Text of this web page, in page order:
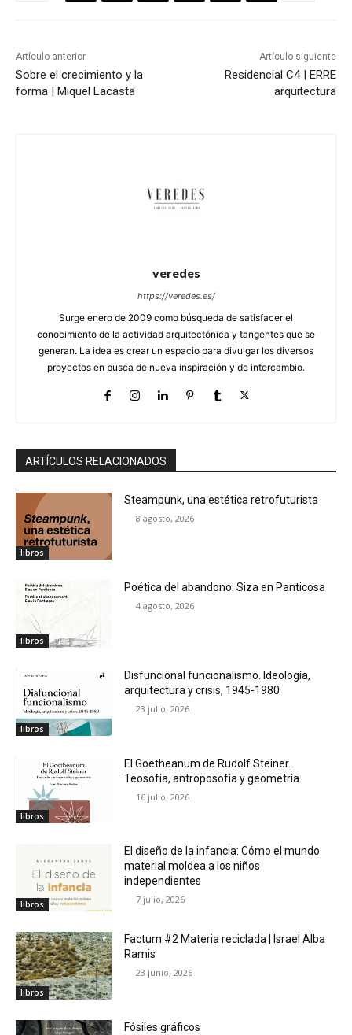
Artículo anterior
Sobre el crecimiento y la
forma | Miquel Lacasta
Artículo siguiente
Residencial C4 | ERRE
arquitectura
veredes
https://veredes.es/
Surge enero de 2009 como búsqueda de satisfacer el
conocimiento de la actividad arquitectónica y tangentes que se
generan. La idea es crear un espacio para divulgar los diversos
proyectos en busca de nueva inspiración y de intercambio.
ARTÍCULOS RELACIONADOS
libros
Steampunk, una estética retrofuturista
8 agosto, 2026
libros
Poética del abandono. Siza en Panticosa
4 agosto, 2026
libros
Disfuncional funcionalismo. Ideología,
arquitectura y crisis, 1945-1980
23 julio, 2026
libros
El Goetheanum de Rudolf Steiner.
Teosofía, antroposofía y geometría
16 julio, 2026
libros
El diseño de la infancia: Cómo el mundo
material moldea a los niños
independientes
7 julio, 2026
libros
Factum #2 Materia reciclada | Israel Alba
Ramis
23 junio, 2026
Fósiles gráficos